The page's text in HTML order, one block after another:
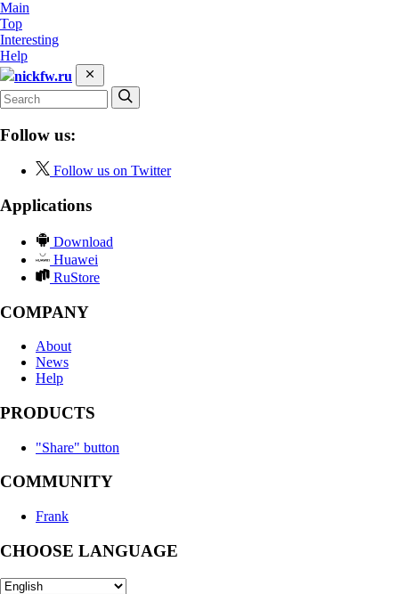
Main
Top
Interesting
Help
nickfw.ru
Follow us:
Follow us on Twitter
Applications
Download
Huawei
RuStore
COMPANY
About
News
Help
PRODUCTS
"Share" button
COMMUNITY
Frank
CHOOSE LANGUAGE